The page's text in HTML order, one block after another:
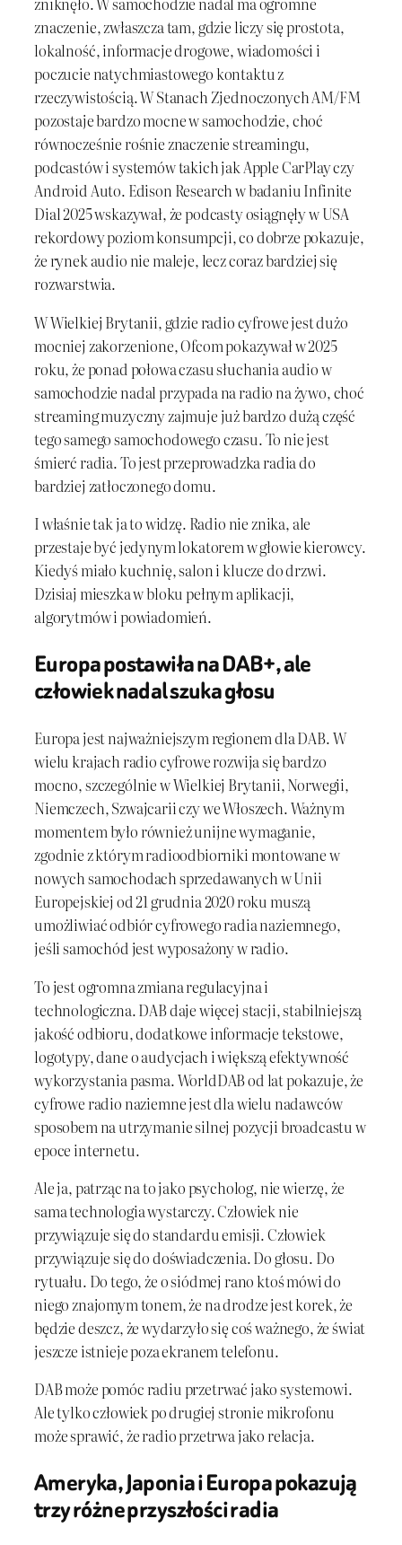
znaczenie, zwłaszcza tam, gdzie liczy się prostota,
lokalność, informacje drogowe, wiadomości i
poczucie natychmiastowego kontaktu z
rzeczywistością. W Stanach Zjednoczonych AM/FM
pozostaje bardzo mocne w samochodzie, choć
równocześnie rośnie znaczenie streamingu,
podcastów i systemów takich jak Apple CarPlay czy
Android Auto. Edison Research w badaniu Infinite
Dial 2025 wskazywał, że podcasty osiągnęły w USA
rekordowy poziom konsumpcji, co dobrze pokazuje,
że rynek audio nie maleje, lecz coraz bardziej się
rozwarstwia.
W Wielkiej Brytanii, gdzie radio cyfrowe jest dużo
mocniej zakorzenione, Ofcom pokazywał w 2025
roku, że ponad połowa czasu słuchania audio w
samochodzie nadal przypada na radio na żywo, choć
streaming muzyczny zajmuje już bardzo dużą część
tego samego samochodowego czasu. To nie jest
śmierć radia. To jest przeprowadzka radia do
bardziej zatłoczonego domu.
I właśnie tak ja to widzę. Radio nie znika, ale
przestaje być jedynym lokatorem w głowie kierowcy.
Kiedyś miało kuchnię, salon i klucze do drzwi.
Dzisiaj mieszka w bloku pełnym aplikacji,
algorytmów i powiadomień.
Europa postawiła na DAB+, ale
człowiek nadal szuka głosu
Europa jest najważniejszym regionem dla DAB. W
wielu krajach radio cyfrowe rozwija się bardzo
mocno, szczególnie w Wielkiej Brytanii, Norwegii,
Niemczech, Szwajcarii czy we Włoszech. Ważnym
momentem było również unijne wymaganie,
zgodnie z którym radioodbiorniki montowane w
nowych samochodach sprzedawanych w Unii
Europejskiej od 21 grudnia 2020 roku muszą
umożliwiać odbiór cyfrowego radia naziemnego,
jeśli samochód jest wyposażony w radio.
To jest ogromna zmiana regulacyjna i
technologiczna. DAB daje więcej stacji, stabilniejszą
jakość odbioru, dodatkowe informacje tekstowe,
logotypy, dane o audycjach i większą efektywność
wykorzystania pasma. WorldDAB od lat pokazuje, że
cyfrowe radio naziemne jest dla wielu nadawców
sposobem na utrzymanie silnej pozycji broadcastu w
epoce internetu.
Ale ja, patrząc na to jako psycholog, nie wierzę, że
sama technologia wystarczy. Człowiek nie
przywiązuje się do standardu emisji. Człowiek
przywiązuje się do doświadczenia. Do głosu. Do
rytuału. Do tego, że o siódmej rano ktoś mówi do
niego znajomym tonem, że na drodze jest korek, że
będzie deszcz, że wydarzyło się coś ważnego, że świat
jeszcze istnieje poza ekranem telefonu.
DAB może pomóc radiu przetrwać jako systemowi.
Ale tylko człowiek po drugiej stronie mikrofonu
może sprawić, że radio przetrwa jako relacja.
Ameryka, Japonia i Europa pokazują
trzy różne przyszłości radia